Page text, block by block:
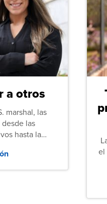
a otros
marshal, las
las
hasta la
funcionarios
actividad en
el